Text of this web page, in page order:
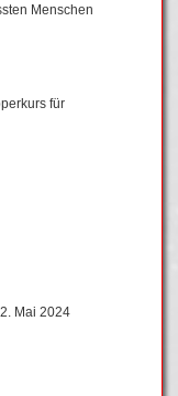
Menschen
für
Mai 2024